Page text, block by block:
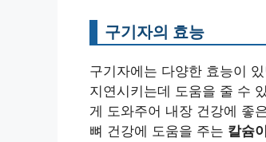
구기자의 효능
구기자에는 다양한 효능이
지연시키는데 도움을 줄 수
게 도와주어 내장 건강에 좋
뼈 건강에 도움을 주는 칼슘이